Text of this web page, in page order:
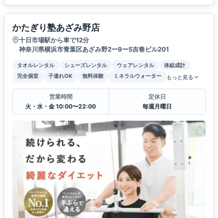
かたぎり塾あざみ野店
十日市場駅から車で12分
神奈川県横浜市青葉区あざみ野2ー9ー5吉春ビル201
タオルレンタル シューズレンタル ウェアレンタル
体組成計
完全個室
子連れOK 無料体験 ミネラルウォーター もっと見る
営業時間
火・水・金 10:00〜22:00
定休日
毎週月曜日